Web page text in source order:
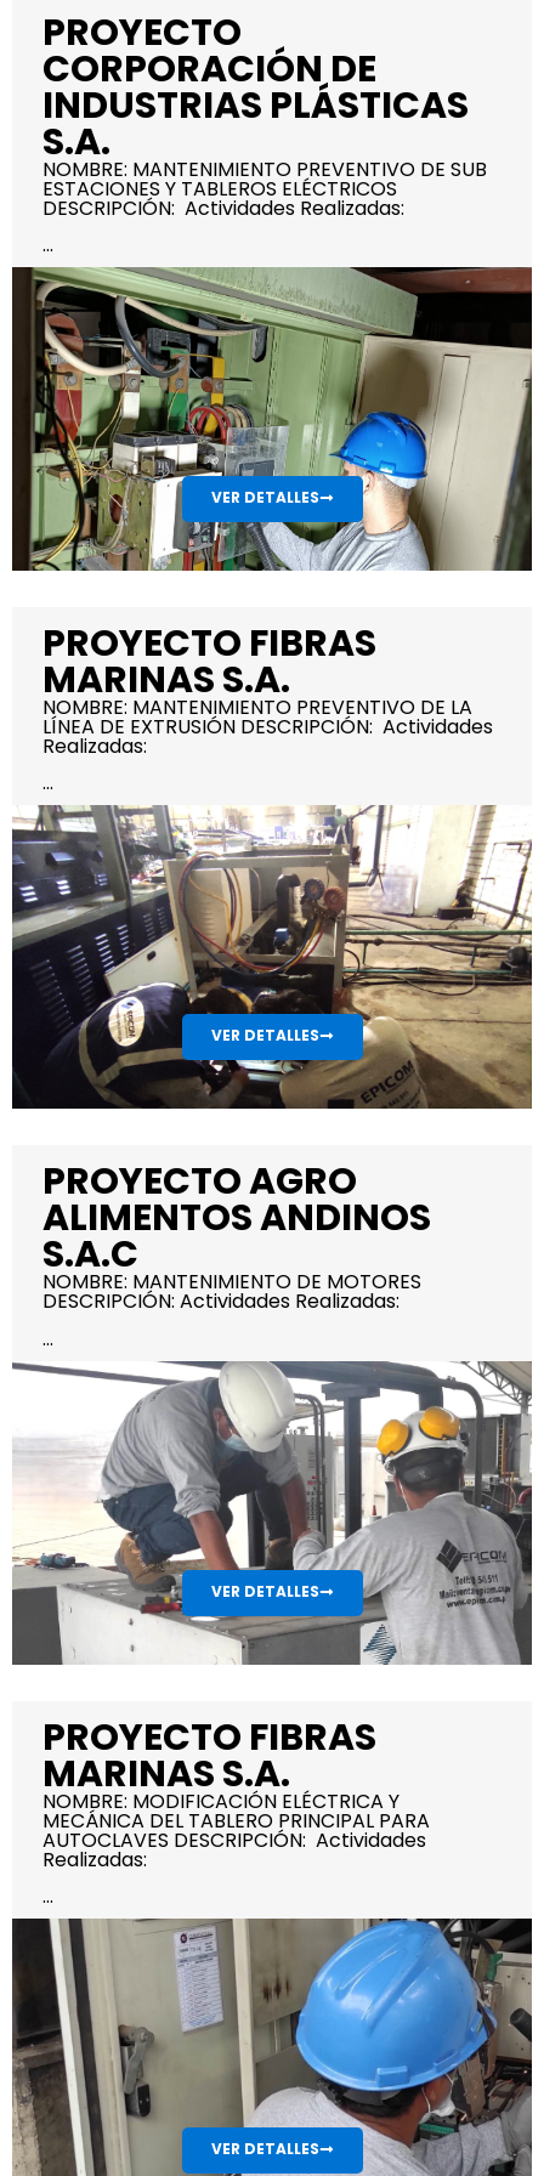
PROYECTO
CORPORACIÓN DE
INDUSTRIAS PLÁSTICAS
S.A.
NOMBRE: MANTENIMIENTO PREVENTIVO DE SUB
ESTACIONES Y TABLEROS ELÉCTRICOS
DESCRIPCIÓN: Actividades Realizadas:
...
VER DETALLES
PROYECTO FIBRAS
MARINAS S.A.
NOMBRE: MANTENIMIENTO PREVENTIVO DE LA
LÍNEA DE EXTRUSIÓN DESCRIPCIÓN: Actividades
Realizadas:
...
VER DETALLES
PROYECTO AGRO
ALIMENTOS ANDINOS
S.A.C
NOMBRE: MANTENIMIENTO DE MOTORES
DESCRIPCIÓN: Actividades Realizadas:
...
VER DETALLES
PROYECTO FIBRAS
MARINAS S.A.
NOMBRE: MODIFICACIÓN ELÉCTRICA Y
MECÁNICA DEL TABLERO PRINCIPAL PARA
AUTOCLAVES DESCRIPCIÓN: Actividades
Realizadas:
...
VER DETALLES